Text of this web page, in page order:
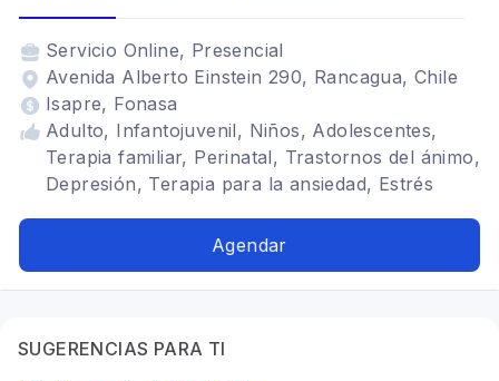
Servicio Online, Presencial
Avenida Alberto Einstein 290, Rancagua, Chile
Isapre, Fonasa
Adulto, Infantojuvenil, Niños, Adolescentes,
Terapia familiar, Perinatal, Trastornos del ánimo,
Depresión, Terapia para la ansiedad, Estrés
personalidad, Trastornos alimenticios TCA,
Agendar
SUGERENCIAS PARA TI